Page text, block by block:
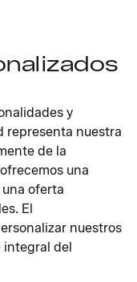
y
representa nuestra
de la
una
oferta
El
nuestros
integral del